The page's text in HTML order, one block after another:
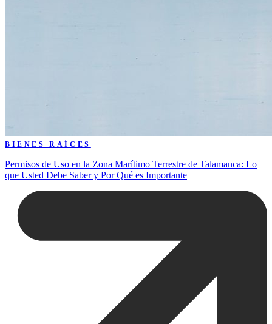
BIENES RAÍCES
Permisos de Uso en la Zona Marítimo Terrestre de Talamanca: Lo
que Usted Debe Saber y Por Qué es Importante